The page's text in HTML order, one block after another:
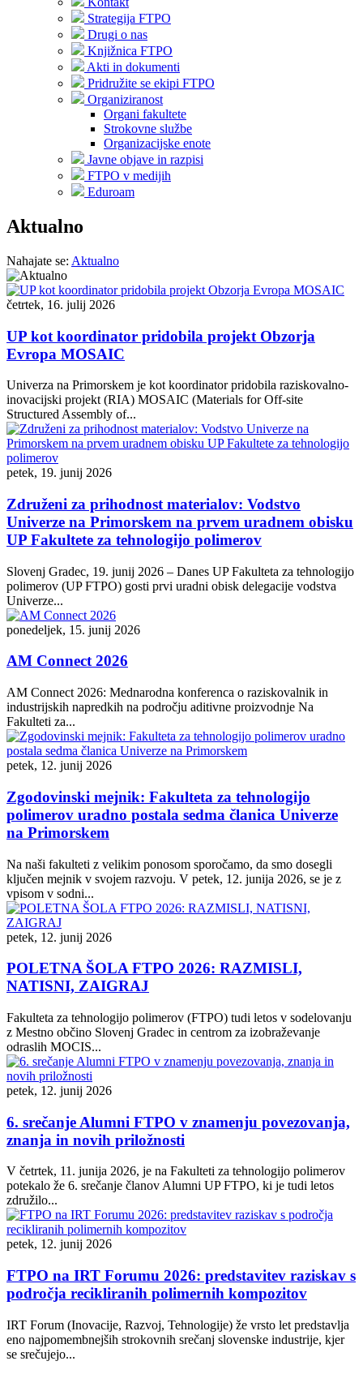
Strategija FTPO
Drugi o nas
Knjižnica FTPO
Akti in dokumenti
Pridružite se ekipi FTPO
Organiziranost
Organi fakultete
Strokovne službe
Organizacijske enote
Javne objave in razpisi
FTPO v medijih
Eduroam
Aktualno
Nahajate se: Aktualno
četrtek, 16. julij 2026
UP kot koordinator pridobila projekt Obzorja
Evropa MOSAIC
Univerza na Primorskem je kot koordinator pridobila raziskovalno-
inovacijski projekt (RIA) MOSAIC (Materials for Off-site
Structured Assembly of...
petek, 19. junij 2026
Združeni za prihodnost materialov: Vodstvo
Univerze na Primorskem na prvem uradnem obisku
UP Fakultete za tehnologijo polimerov
Slovenj Gradec, 19. junij 2026 – Danes UP Fakulteta za tehnologijo
polimerov (UP FTPO) gosti prvi uradni obisk delegacije vodstva
Univerze...
ponedeljek, 15. junij 2026
AM Connect 2026
AM Connect 2026: Mednarodna konferenca o raziskovalnik in
industrijskih napredkih na področju aditivne proizvodnje Na
Fakulteti za...
petek, 12. junij 2026
Zgodovinski mejnik: Fakulteta za tehnologijo
polimerov uradno postala sedma članica Univerze
na Primorskem
Na naši fakulteti z velikim ponosom sporočamo, da smo dosegli
ključen mejnik v svojem razvoju. V petek, 12. junija 2026, se je z
vpisom v sodni...
petek, 12. junij 2026
POLETNA ŠOLA FTPO 2026: RAZMISLI,
NATISNI, ZAIGRAJ
Fakulteta za tehnologijo polimerov (FTPO) tudi letos v sodelovanju
z Mestno občino Slovenj Gradec in centrom za izobraževanje
odraslih MOCIS...
petek, 12. junij 2026
6. srečanje Alumni FTPO v znamenju povezovanja,
znanja in novih priložnosti
V četrtek, 11. junija 2026, je na Fakulteti za tehnologijo polimerov
potekalo že 6. srečanje članov Alumni UP FTPO, ki je tudi letos
združilo...
petek, 12. junij 2026
FTPO na IRT Forumu 2026: predstavitev raziskav s
področja recikliranih polimernih kompozitov
IRT Forum (Inovacije, Razvoj, Tehnologije) že vrsto let predstavlja
eno najpomembnejših strokovnih srečanj slovenske industrije, kjer
se srečujejo...